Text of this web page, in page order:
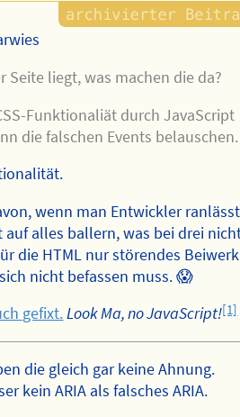
Seite liegt, was machen die da?
Funktionaliät durch JavaScript
die falschen Events belauschen.
wenn man Entwickler
auf alles ballern, was bei drei
die HTML nur störendes Beiwerk
nicht befassen muss. 😱
gefixt. Look Ma, no JavaScript![1]
die gleich gar keine Ahnung.
kein ARIA als falsches ARIA.